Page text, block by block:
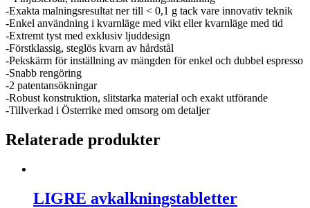
-Exakta malningsresultat ner till < 0,1 g tack vare innovativ teknik
-Enkel användning i kvarnläge med vikt eller kvarnläge med tid
-Extremt tyst med exklusiv ljuddesign
-Förstklassig, steglös kvarn av hårdstål
-Pekskärm för inställning av mängden för enkel och dubbel espresso
-Snabb rengöring
-2 patentansökningar
-Robust konstruktion, slitstarka material och exakt utförande
-Tillverkad i Österrike med omsorg om detaljer
Relaterade produkter
LIGRE avkalkningstabletter